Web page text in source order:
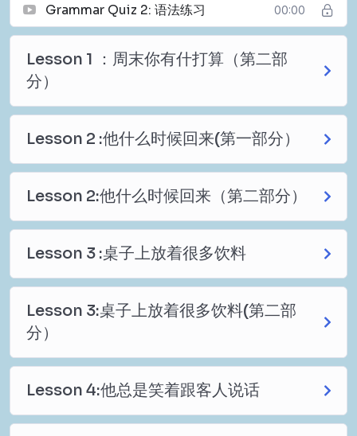
Grammar Quiz 2: 语法练习 00:00
Lesson 1 ：周末你有什打算（第二部
分）
Lesson 2 :他什么时候回来(第一部分）
Lesson 2:他什么时候回来（第二部分）
Lesson 3 :桌子上放着很多饮料
Lesson 3:桌子上放着很多饮料(第二部
分）
Lesson 4:他总是笑着跟客人说话